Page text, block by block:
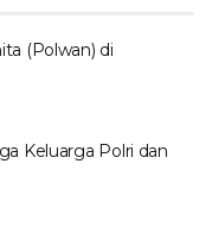
(Polwan) di
Keluarga Polri dan